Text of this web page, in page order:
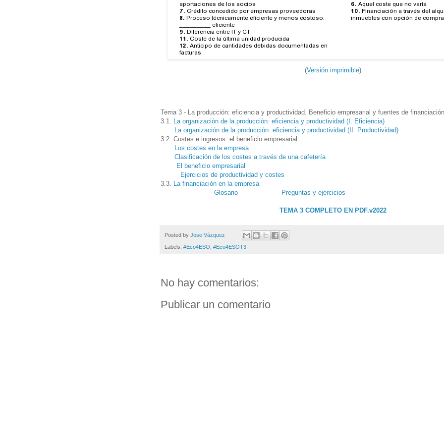
(Versión imprimible)
Tema 3 - La producción: eficiencia y productividad. Beneficio empresarial y fuentes de financiación
3.1. La organización de la producción: eficiencia y productividad (I. Eficiencia)
La organización de la producción: eficiencia y productividad (II. Productividad)
3.2. Costes e ingresos: el beneficio empresarial
Los costes en la empresa
Clasificación de los costes a través de una cafetería
El beneficio empresarial
Ejercicios de productividad y costes
3.3. La financiación en la empresa
Glosario
Preguntas y ejercicios
TEMA 3 COMPLETO EN PDF.v2022
Posted by Jose Vázquez
Labels: #Eco4ESO #Eco4ESOT3
No hay comentarios:
Publicar un comentario